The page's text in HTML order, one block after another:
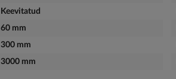
Keevitatud
60 mm
300 mm
3000 mm